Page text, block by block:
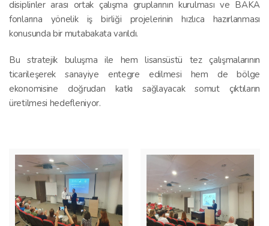
disiplinler arası ortak çalışma gruplarının kurulması ve BAKA
fonlarına yönelik iş birliği projelerinin hızlıca hazırlanması
konusunda bir mutabakata varıldı.
Bu stratejik buluşma ile hem lisansüstü tez çalışmalarının
ticarileşerek sanayiye entegre edilmesi hem de bölge
ekonomisine doğrudan katkı sağlayacak somut çıktıların
üretilmesi hedefleniyor.